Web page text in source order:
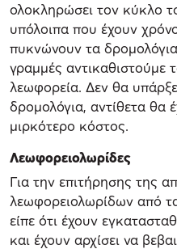
ολοκληρώσει τον κύκλο
υπόλοιπα που έχουν
πυκνώνουν τα δρομολόγια
γραμμές αντικαθιστούμε
λεωφορεία. Δεν θα
δρομολόγια, αντίθετα θα
μιρκότερο κόστος.
Λεωφορειολωρίδες
Για την επιτήρησης της
λεωφορειολωρίδων από
είπε ότι έχουν
και έχουν αρχίσει να